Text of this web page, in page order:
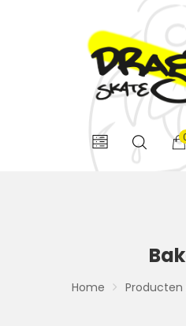
Home Producten